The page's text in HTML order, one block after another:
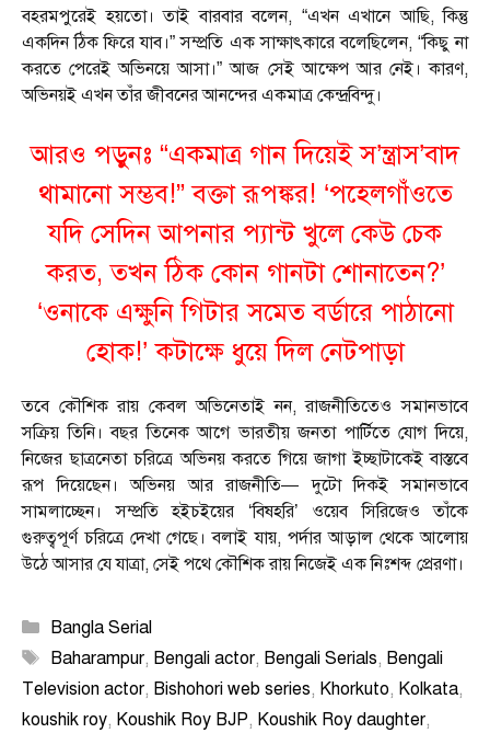
বহরমপুরেই হয়তো। তাই বারবার বলেন, “এখন এখানে আছি, কিন্তু
একদিন ঠিক ফিরে যাব।” সম্প্রতি এক সাক্ষাৎকারে বলেছিলেন, “কিছু না
করতে পেরেই অভিনয়ে আসা।” আজ সেই আক্ষেপ আর নেই। কারণ,
অভিনয়ই এখন তাঁর জীবনের আনন্দের একমাত্র কেন্দ্রবিন্দু।
আরও পড়ুনঃ “একমাত্র গান দিয়েই স’ন্ত্রাস’বাদ
থামানো সম্ভব!” বক্তা রূপঙ্কর! ‘পহেলগাঁওতে
যদি সেদিন আপনার প্যান্ট খুলে কেউ চেক
করত, তখন ঠিক কোন গানটা শোনাতেন?’
‘ওনাকে এক্ষুনি গিটার সমেত বর্ডারে পাঠানো
হোক!’ কটাক্ষে ধুয়ে দিল নেটপাড়া
তবে কৌশিক রায় কেবল অভিনেতাই নন, রাজনীতিতেও সমানভাবে
সক্রিয় তিনি। বছর তিনেক আগে ভারতীয় জনতা পার্টিতে যোগ দিয়ে,
নিজের ছাত্রনেতা চরিত্রে অভিনয় করতে গিয়ে জাগা ইচ্ছাটাকেই বাস্তবে
রূপ দিয়েছেন। অভিনয় আর রাজনীতি— দুটো দিকই সমানভাবে
সামলাচ্ছেন। সম্প্রতি হইচইয়ের ‘বিষহরি’ ওয়েব সিরিজেও তাঁকে
গুরুত্বপূর্ণ চরিত্রে দেখা গেছে। বলাই যায়, পর্দার আড়াল থেকে আলোয়
উঠে আসার যে যাত্রা, সেই পথে কৌশিক রায় নিজেই এক নিঃশব্দ প্রেরণা।
Categories
Bangla Serial
Tags
Baharampur, Bengali actor, Bengali Serials, Bengali
Television actor, Bishohori web series, Khorkuto, Kolkata,
koushik roy, Koushik Roy BJP, Koushik Roy daughter,